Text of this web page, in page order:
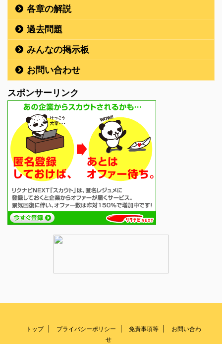
各章の解説
過去問題
みんなの掲示板
お問い合わせ
スポンサーリンク
トップ プライバシーポリシー 免責事項等
お問い合わ
せ